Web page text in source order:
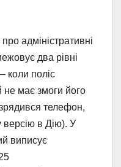
адміністративні
два рівні
коли поліс
не має змоги його
телефон,
версію в Дію). У
виписує